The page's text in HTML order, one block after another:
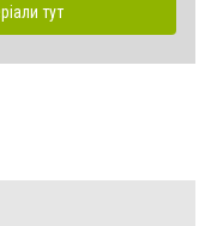
тут